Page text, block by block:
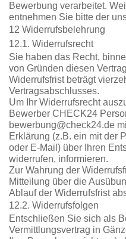
Bewerbung verarbeitet.
entnehmen Sie bitte der
12 Widerrufsbelehrung
12.1. Widerrufsrecht
Sie haben das Recht,
von Gründen diesen
Widerrufsfrist beträgt
Vertragsabschlusses.
Um Ihr Widerrufsrecht
Bewerber CHECK24
bewerbung@check24.de
Erklärung (z.B. ein mit der
oder E-Mail) über Ihren
widerrufen, informieren.
Zur Wahrung der
Mitteilung über die
Ablauf der Widerrufsfrist
12.2. Widerrufsfolgen
Entschließen Sie sich als
Vermittlungsvertrag in